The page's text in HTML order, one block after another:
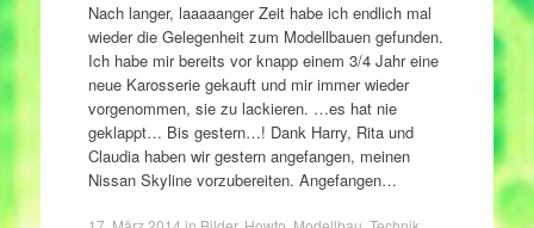
Nach langer, laaaaanger Zeit habe ich endlich mal
wieder die Gelegenheit zum Modellbauen gefunden.
Ich habe mir bereits vor knapp einem 3/4 Jahr eine
neue Karosserie gekauft und mir immer wieder
vorgenommen, sie zu lackieren. …es hat nie
geklappt… Bis gestern…! Dank Harry, Rita und
Claudia haben wir gestern angefangen, meinen
Nissan Skyline vorzubereiten. Angefangen…